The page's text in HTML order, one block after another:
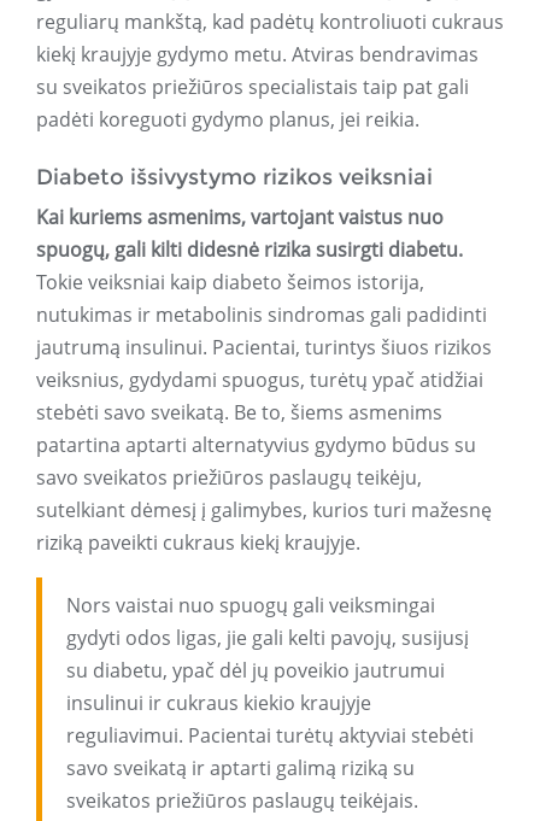
reguliarų mankštą, kad padėtų kontroliuoti cukraus
kiekį kraujyje gydymo metu. Atviras bendravimas
su sveikatos priežiūros specialistais taip pat gali
padėti koreguoti gydymo planus, jei reikia.
Diabeto išsivystymo rizikos veiksniai
Kai kuriems asmenims, vartojant vaistus nuo
spuogų, gali kilti didesnė rizika susirgti diabetu.
Tokie veiksniai kaip diabeto šeimos istorija,
nutukimas ir metabolinis sindromas gali padidinti
jautrumą insulinui. Pacientai, turintys šiuos rizikos
veiksnius, gydydami spuogus, turėtų ypač atidžiai
stebėti savo sveikatą. Be to, šiems asmenims
patartina aptarti alternatyvius gydymo būdus su
savo sveikatos priežiūros paslaugų teikėju,
sutelkiant dėmesį į galimybes, kurios turi mažesnę
riziką paveikti cukraus kiekį kraujyje.
Nors vaistai nuo spuogų gali veiksmingai
gydyti odos ligas, jie gali kelti pavojų, susijusį
su diabetu, ypač dėl jų poveikio jautrumui
insulinui ir cukraus kiekio kraujyje
reguliavimui. Pacientai turėtų aktyviai stebėti
savo sveikatą ir aptarti galimą riziką su
sveikatos priežiūros paslaugų teikėjais.